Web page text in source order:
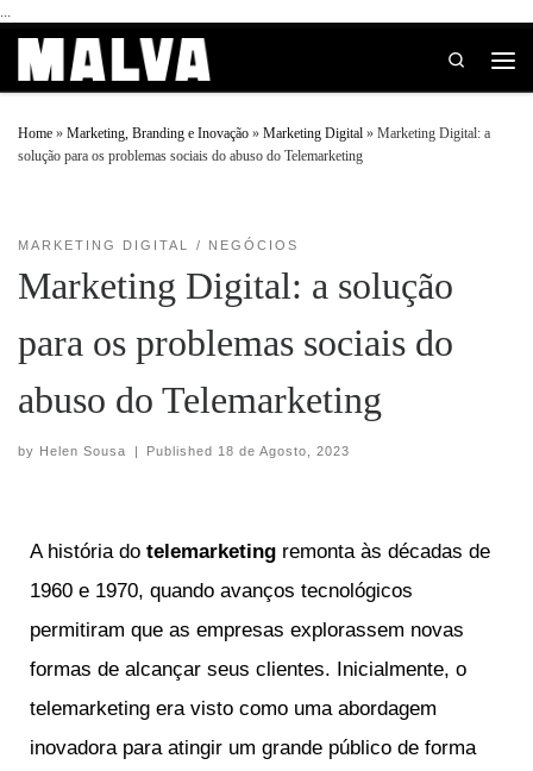
...
Search
Home » Marketing, Branding e Inovação » Marketing Digital » Marketing Digital: a
solução para os problemas sociais do abuso do Telemarketing
MARKETING DIGITAL NEGÓCIOS
Marketing Digital: a solução
para os problemas sociais do
abuso do Telemarketing
by Helen Sousa Published 18 de Agosto, 2023
A história do telemarketing remonta às décadas de
1960 e 1970, quando avanços tecnológicos
permitiram que as empresas explorassem novas
formas de alcançar seus clientes. Inicialmente, o
telemarketing era visto como uma abordagem
inovadora para atingir um grande público de forma